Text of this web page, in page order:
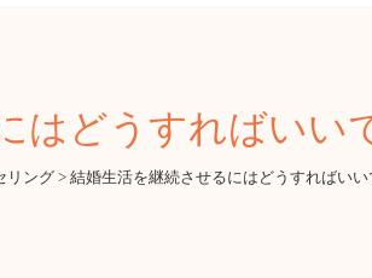
はどうすればいい
リング> 結婚生活を継続させるにはどうすればいい